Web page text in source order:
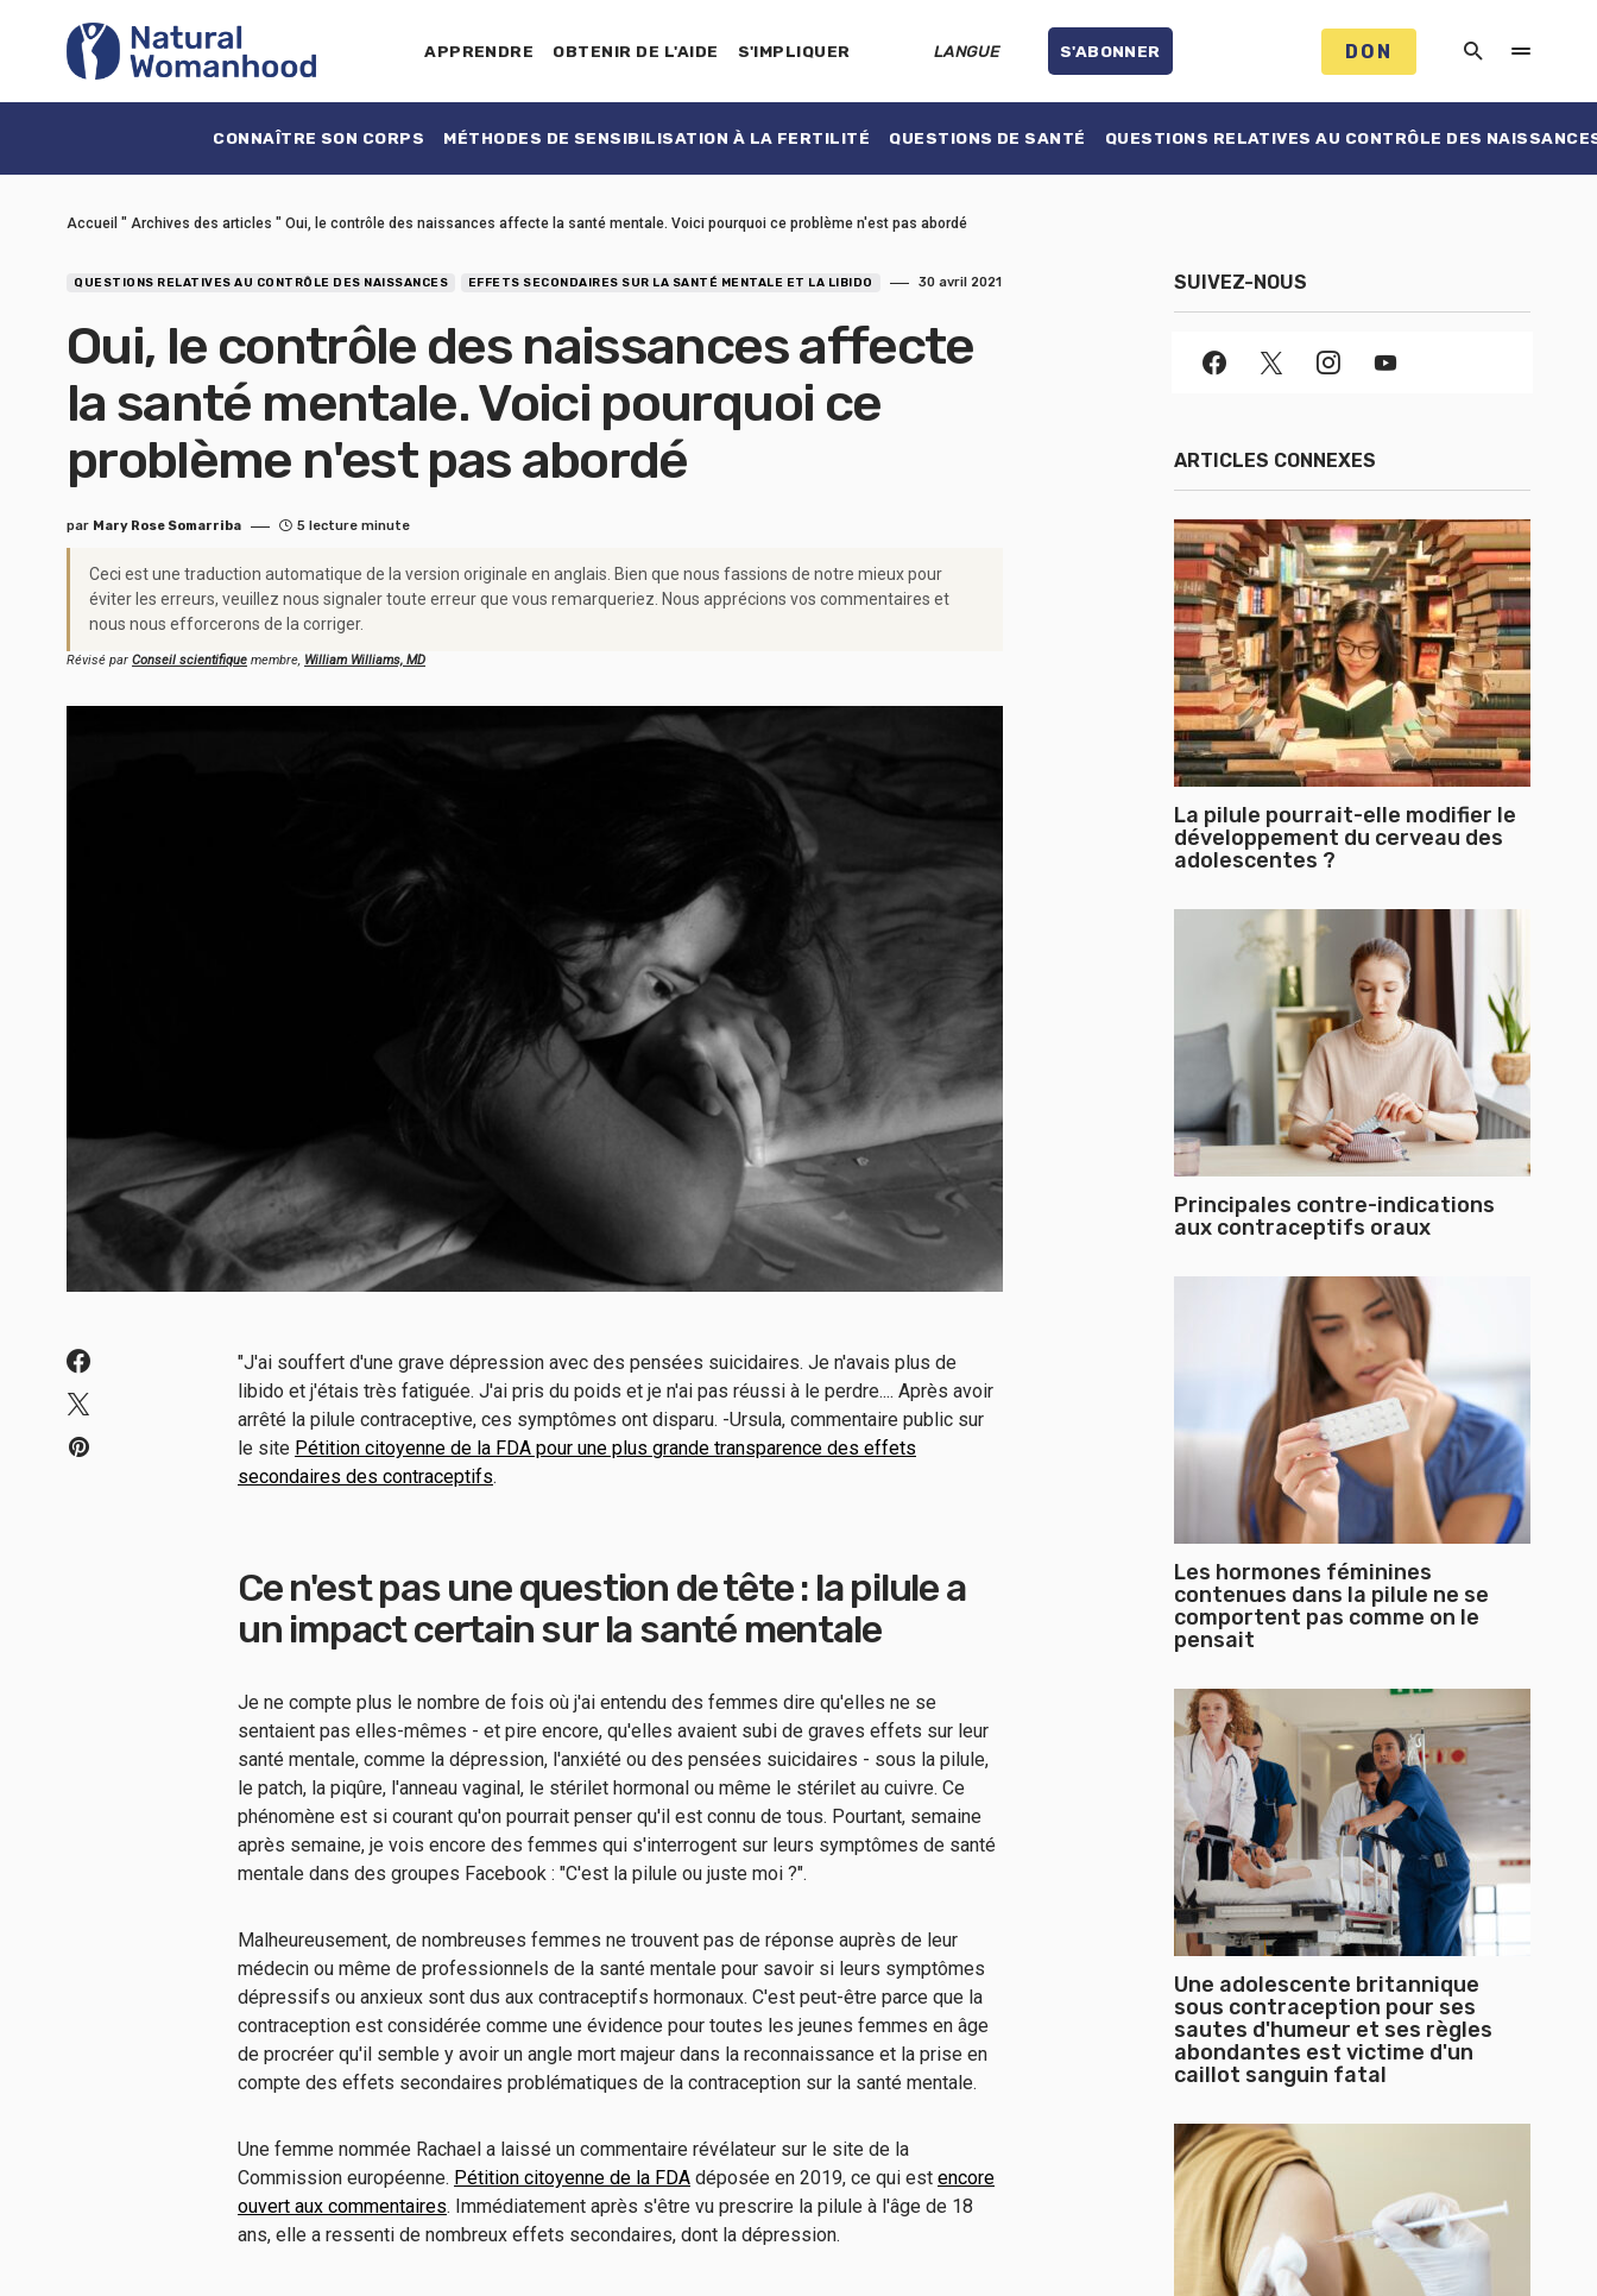
APPRENDRE OBTENIR DE L'AIDE S'IMPLIQUER LANGUE S'ABONNER DON
CONNAÎTRE SON CORPS MÉTHODES DE SENSIBILISATION À LA FERTILITÉ QUESTIONS DE SANTÉ QUESTIONS RELATIVES AU CONTRÔLE DES
Accueil " Archives des articles " Oui, le contrôle des naissances affecte la santé mentale. Voici pourquoi ce problème n'est pas abordé
QUESTIONS RELATIVES AU CONTRÔLE DES NAISSANCES EFFETS SECONDAIRES SUR LA SANTÉ MENTALE ET LA LIBIDO 30 avril 2021
Oui, le contrôle des naissances affecte
la santé mentale. Voici pourquoi ce
problème n'est pas abordé
par Mary Rose Somarriba 5 lecture minute
Ceci est une traduction automatique de la version originale en anglais. Bien que nous fassions de notre mieux pour
éviter les erreurs, veuillez nous signaler toute erreur que vous remarqueriez. Nous apprécions vos commentaires et
nous nous efforcerons de la corriger.
Révisé par Conseil scientifique membre, William Williams, MD
"J'ai souffert d'une grave dépression avec des pensées suicidaires. Je n'avais plus de
libido et j'étais très fatiguée. J'ai pris du poids et je n'ai pas réussi à le perdre.... Après avoir
arrêté la pilule contraceptive, ces symptômes ont disparu. -Ursula, commentaire public sur
le site Pétition citoyenne de la FDA pour une plus grande transparence des effets
secondaires des contraceptifs.
Ce n'est pas une question de tête : la pilule a
un impact certain sur la santé mentale
Je ne compte plus le nombre de fois où j'ai entendu des femmes dire qu'elles ne se
sentaient pas elles-mêmes - et pire encore, qu'elles avaient subi de graves effets sur leur
santé mentale, comme la dépression, l'anxiété ou des pensées suicidaires - sous la pilule,
le patch, la piqûre, l'anneau vaginal, le stérilet hormonal ou même le stérilet au cuivre. Ce
phénomène est si courant qu'on pourrait penser qu'il est connu de tous. Pourtant, semaine
après semaine, je vois encore des femmes qui s'interrogent sur leurs symptômes de santé
mentale dans des groupes Facebook : "C'est la pilule ou juste moi ?".
Malheureusement, de nombreuses femmes ne trouvent pas de réponse auprès de leur
médecin ou même de professionnels de la santé mentale pour savoir si leurs symptômes
dépressifs ou anxieux sont dus aux contraceptifs hormonaux. C'est peut-être parce que la
contraception est considérée comme une évidence pour toutes les jeunes femmes en âge
de procréer qu'il semble y avoir un angle mort majeur dans la reconnaissance et la prise en
compte des effets secondaires problématiques de la contraception sur la santé mentale.
Une femme nommée Rachael a laissé un commentaire révélateur sur le site de la
Commission européenne. Pétition citoyenne de la FDA déposée en 2019, ce qui est encore
ouvert aux commentaires. Immédiatement après s'être vu prescrire la pilule à l'âge de 18
ans, elle a ressenti de nombreux effets secondaires, dont la dépression.
SUIVEZ-NOUS
ARTICLES CONNEXES
La pilule pourrait-elle modifier le
développement du cerveau des
adolescentes ?
Principales contre-indications
aux contraceptifs oraux
Les hormones féminines
contenues dans la pilule ne se
comportent pas comme on le
pensait
Une adolescente britannique
sous contraception pour ses
sautes d'humeur et ses règles
abondantes est victime d'un
caillot sanguin fatal